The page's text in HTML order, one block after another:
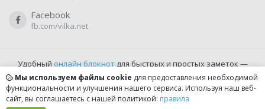
Facebook
fb.com/vilka.net
Удобный онлайн блокнотдля быстрых и простых заметок —
бесплатно и доступно прямо из браузера.
Мы используем файлы cookie для предоставления необходимой
функциональности и улучшения нашего сервиса. Используя наш веб-
сайт, вы соглашаетесь с нашей политикой: правила